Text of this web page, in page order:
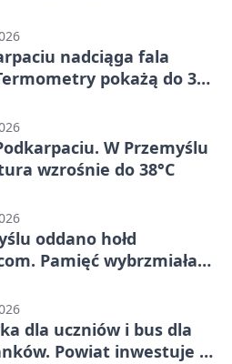
nadciąga fala
pokażą do 36
W Przemyślu
wzrośnie do 38°C
oddano hołd
Pamięć wybrzmiała
dla uczniów i bus dla
Powiat inwestuje w